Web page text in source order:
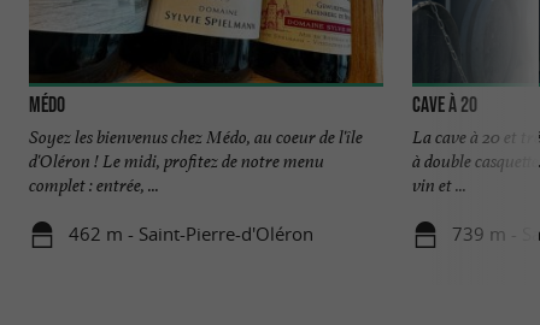
Médo
Soyez les bienvenus chez Médo, au coeur de l'île
d'Oléron ! Le midi, profitez de notre menu
complet : entrée, ...
462 m - Saint-Pierre-d'Oléron
Cave à 20
La cave à 20 et
à double
vin et ...
739 m -